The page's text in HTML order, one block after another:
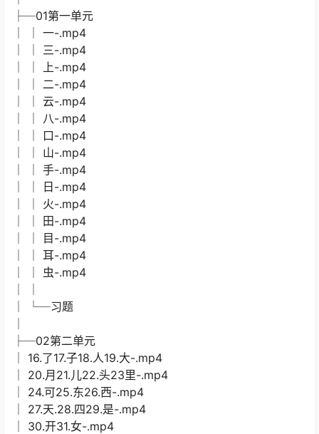
├─01第一单元
│ │ 一-.mp4
│ │ 三-.mp4
│ │ 上-.mp4
│ │ 二-.mp4
│ │ 云-.mp4
│ │ 八-.mp4
│ │ 口-.mp4
│ │ 山-.mp4
│ │ 手-.mp4
│ │ 日-.mp4
│ │ 火-.mp4
│ │ 田-.mp4
│ │ 目-.mp4
│ │ 耳-.mp4
│ │ 虫-.mp4
│ └─习题
├─02第二单元
│ 16.了17.子18.人19.大-.mp4
│ 20.月21.儿22.头23里-.mp4
│ 24.可25.东26.西-.mp4
│ 27.天.28.四29.是-.mp4
│ 30.开31.女-.mp4